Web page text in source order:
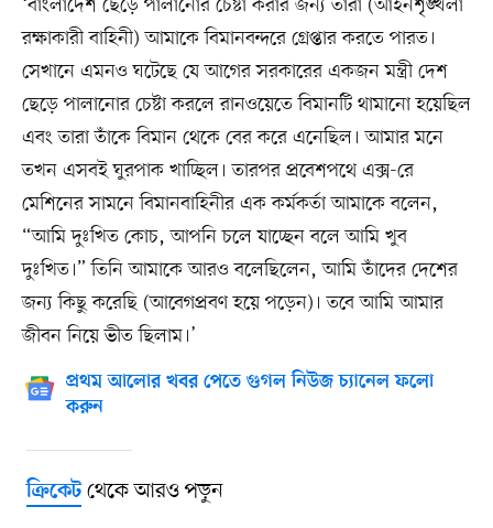
রক্ষাকারী বাহিনী) আমাকে বিমানবন্দরে গ্রেপ্তার করতে পারত।
সেখানে এমনও ঘটেছে যে আগের সরকারের একজন মন্ত্রী দেশ
ছেড়ে পালানোর চেষ্টা করলে রানওয়েতে বিমানটি থামানো হয়েছিল
এবং তারা তাঁকে বিমান থেকে বের করে এনেছিল। আমার মনে
তখন এসবই ঘুরপাক খাচ্ছিল। তারপর প্রবেশপথে এক্স-রে
মেশিনের সামনে বিমানবাহিনীর এক কর্মকর্তা আমাকে বলেন,
“আমি দুঃখিত কোচ, আপনি চলে যাচ্ছেন বলে আমি খুব
দুঃখিত।” তিনি আমাকে আরও বলেছিলেন, আমি তাঁদের দেশের
জন্য কিছু করেছি (আবেগপ্রবণ হয়ে পড়েন)। তবে আমি আমার
জীবন নিয়ে ভীত ছিলাম।’
প্রথম আলোর খবর পেতে গুগল নিউজ চ্যানেল ফলো
করুন
ক্রিকেটথেকে আরও পড়ুন